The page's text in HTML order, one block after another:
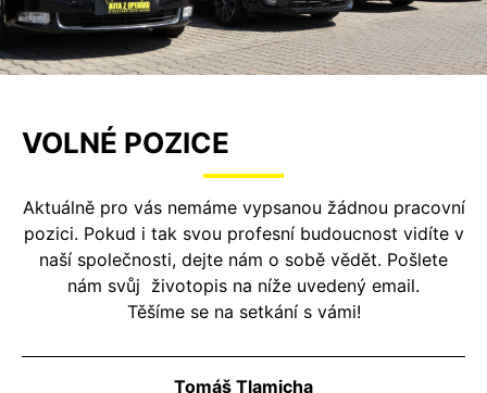
VOLNÉ POZICE
Aktuálně pro vás nemáme vypsanou žádnou pracovní
pozici. Pokud i tak svou profesní budoucnost vidíte v
naší společnosti, dejte nám o sobě vědět. Pošlete
nám svůj životopis na níže uvedený email.
Těšíme se na setkání s vámi!
Tomáš Tlamicha